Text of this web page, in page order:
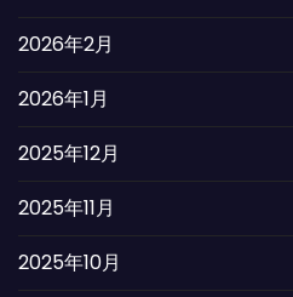
2026年2月
2026年1月
2025年12月
2025年11月
2025年10月